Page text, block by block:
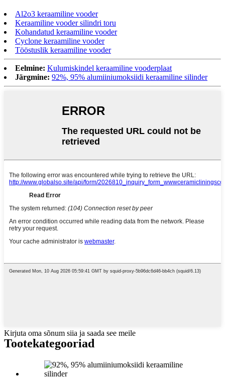
Al2o3 keraamiline vooder
Keraamiline vooder silindri toru
Kohandatud keraamiline vooder
Cyclone keraamiline vooder
Tööstuslik keraamiline vooder
Eelmine: Kulumiskindel keraamiline vooderplaat
Järgmine: 92%, 95% alumiiniumoksiidi keraamiline silinder
Kirjuta oma sõnum siia ja saada see meile
Tootekategooriad